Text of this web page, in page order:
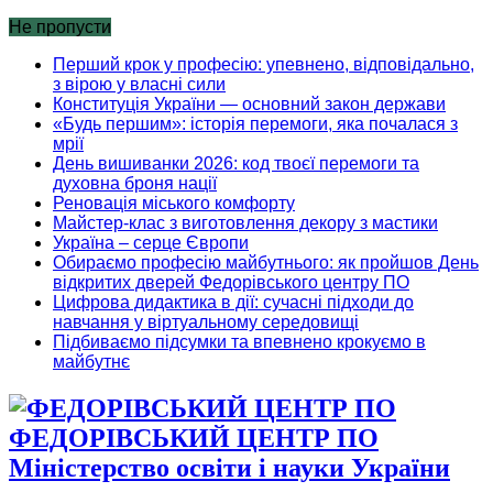
Не пропусти
Перший крок у професію: упевнено, відповідально,
з вірою у власні сили
Конституція України — основний закон держави
«Будь першим»: історія перемоги, яка почалася з
мрії
День вишиванки 2026: код твоєї перемоги та
духовна броня нації
Реновація міського комфорту
Майстер-клас з виготовлення декору з мастики
Україна – серце Європи
Обираємо професію майбутнього: як пройшов День
відкритих дверей Федорівського центру ПО
Цифрова дидактика в дії: сучасні підходи до
навчання у віртуальному середовищі
Підбиваємо підсумки та впевнено крокуємо в
майбутнє
ФЕДОРІВСЬКИЙ ЦЕНТР ПО
Міністерство освіти і науки України